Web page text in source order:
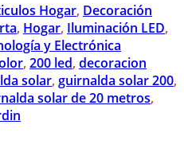
Hogar, Decoración
, Hogar, Iluminación LED,
y Electrónica
, 200 led, decoracion
solar, guirnalda solar 200,
solar de 20 metros,